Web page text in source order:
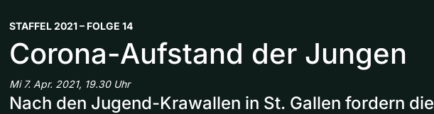
STAFFEL 2021 – FOLGE 14
Corona-Aufstand der Jungen
Mi 7. Apr. 2021, 19.30 Uhr
Nach den Jugend-Krawallen in St. Gallen fordern die